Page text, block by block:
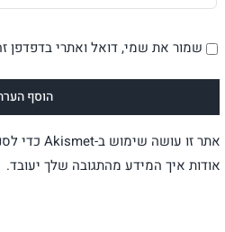
שמור את שמי, דואל ואתרי
אתר זו עושה שימוש ב-Akismet כדי לסנן תגובות זבל.
אודות איך המידע מהתגובה שלך יעובד.